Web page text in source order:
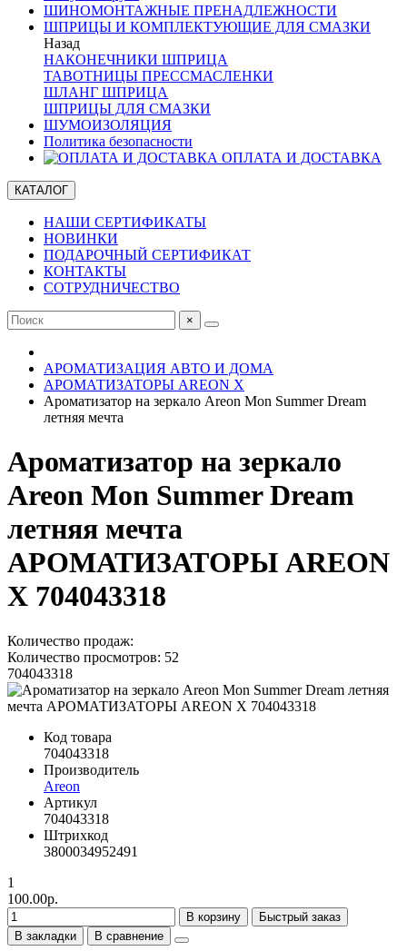
ШИНОМОНТАЖНЫЕ ПРЕНАДЛЕЖНОСТИ
ШПРИЦЫ И КОМПЛЕКТУЮЩИЕ ДЛЯ СМАЗКИ
Назад
НАКОНЕЧНИКИ ШПРИЦА
ТАВОТНИЦЫ ПРЕССМАСЛЕНКИ
ШЛАНГ ШПРИЦА
ШПРИЦЫ ДЛЯ СМАЗКИ
ШУМОИЗОЛЯЦИЯ
Политика безопасности
ОПЛАТА И ДОСТАВКА
КАТАЛОГ
НАШИ СЕРТИФИКАТЫ
НОВИНКИ
ПОДАРОЧНЫЙ СЕРТИФИКАТ
КОНТАКТЫ
СОТРУДНИЧЕСТВО
×
АРОМАТИЗАЦИЯ АВТО И ДОМА
АРОМАТИЗАТОРЫ AREON X
Ароматизатор на зеркало Areon Mon Summer Dream
летняя мечта
Ароматизатор на зеркало
Areon Mon Summer Dream
летняя мечта
АРОМАТИЗАТОРЫ AREON
X 704043318
Количество продаж:
Количество просмотров: 52
704043318
Код товара
704043318
Производитель
Areon
Артикул
704043318
Штрихкод
3800034952491
1
100.00р.
В корзину
Быстрый заказ
В закладки
В сравнение